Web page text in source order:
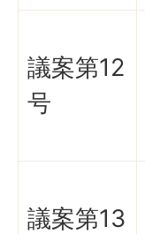
議案第12
号
議案第13